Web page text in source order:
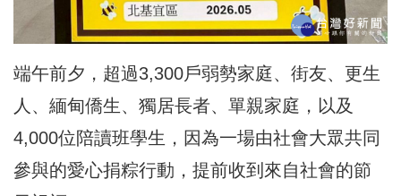
端午前夕，超過3,300戶弱勢家庭、街友、更生
人、緬甸僑生、獨居長者、單親家庭，以及
4,000位陪讀班學生，因為一場由社會大眾共同
參與的愛心捐粽行動，提前收到來自社會的節